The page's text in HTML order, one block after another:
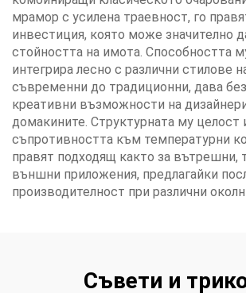
мрамор с усилена траевност, го
инвестиция, която може значително
стойността на имота. Способността
интегрира лесно с различни стилове
съвременни до традиционни, дава
креативни възможности на
домакините. Структурната му целост
съпротивността към температурни
правят подходящ както за вътрешни,
външни приложения, предлагайки
производителност при различни
Съвети и